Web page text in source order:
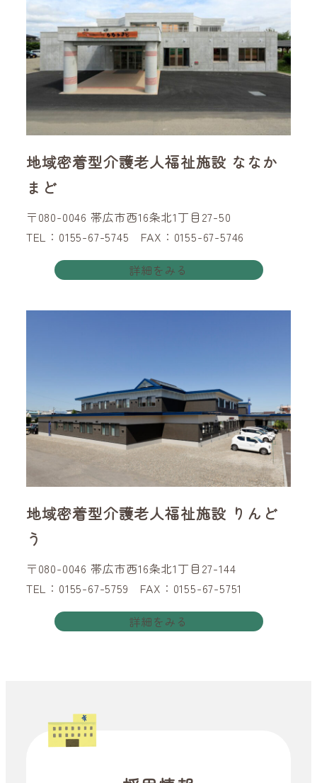
地域密着型介護老人福祉施設 ななか
まど
〒080-0046 帯広市西16条北1丁目27-50
TEL：0155-67-5745 FAX：0155-67-5746
詳細をみる
地域密着型介護老人福祉施設 りんど
う
〒080-0046 帯広市西16条北1丁目27-144
TEL：0155-67-5759 FAX：0155-67-5751
詳細をみる